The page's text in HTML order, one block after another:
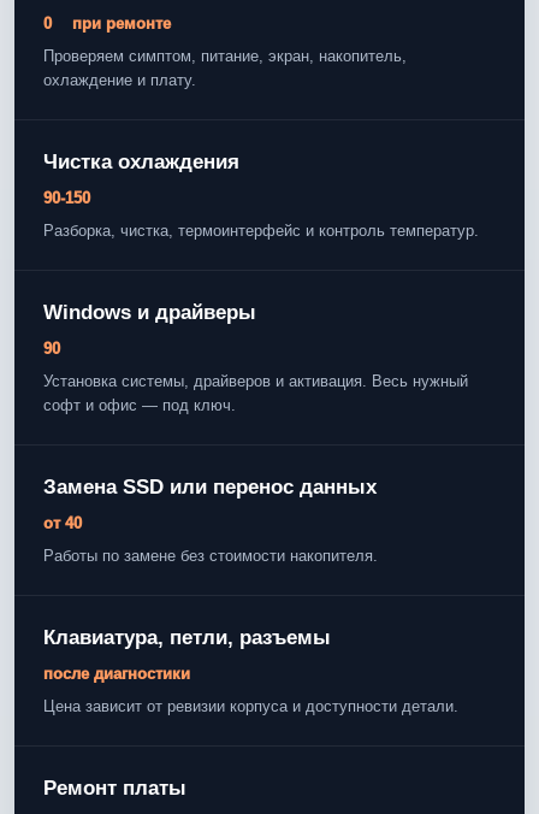
0
при ремонте
Проверяем симптом, питание, экран, накопитель,
охлаждение и плату.
Чистка охлаждения
90-150
Разборка, чистка, термоинтерфейс и контроль температур.
Windows и драйверы
90
Установка системы, драйверов и активация. Весь нужный
софт и офис — под ключ.
Замена SSD или перенос данных
от 40
Работы по замене без стоимости накопителя.
Клавиатура, петли, разъемы
после диагностики
Цена зависит от ревизии корпуса и доступности детали.
Ремонт платы